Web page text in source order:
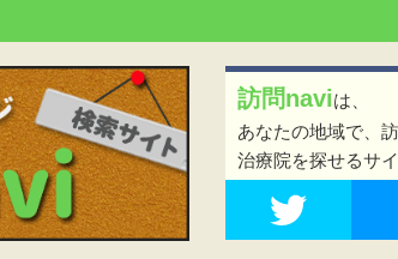
訪問naviは、
あなたの地域で、
治療院を探せるサ